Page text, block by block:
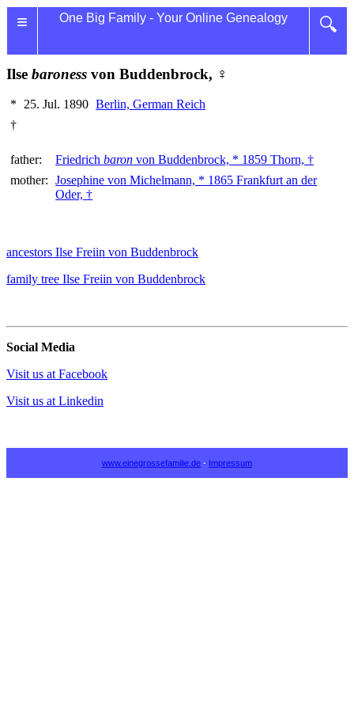
≡ 🔍
One Big Family - Your Online Genealogy
Ilse baroness von Buddenbrock, ♀
* 25. Jul. 1890 Berlin, German Reich
†
father: Friedrichbaron von Buddenbrock, * 1859 Thorn, †
mother: Josephine von Michelmann, * 1865 Frankfurt an der
Oder, †
ancestors Ilse Freiin von Buddenbrock
family tree Ilse Freiin von Buddenbrock
Social Media
Visit us at Facebook
Visit us at Linkedin
www.einegrossefamilie.de - Impressum